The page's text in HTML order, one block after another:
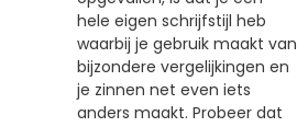
hele eigen schrijfstijl heb
waarbij je gebruik maakt van
bijzondere vergelijkingen en
je zinnen net even iets
anders maakt. Probeer dat